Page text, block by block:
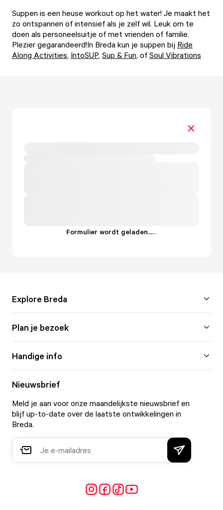
Suppen is een heuse workout op het water! Je maakt het
zo ontspannen of intensief als je zelf wil. Leuk om te
doen als personeelsuitje of met vrienden of familie.
Plezier gegarandeerd!In Breda kun je suppen bij Ride
Along Activities, IntoSUP, Sup & Fun, of Soul Vibrations
Formulier wordt geladen......
Explore Breda
Plan je bezoek
Handige info
Nieuwsbrief
Meld je aan voor onze maandelijkste nieuwsbrief en
blijf up-to-date over de laatste ontwikkelingen in
Breda.